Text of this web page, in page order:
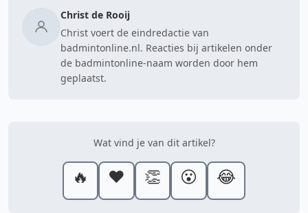
Christ de Rooij
Christ voert de eindredactie van
badmintonline.nl. Reacties bij artikelen onder
de badmintonline-naam worden door hem
geplaatst.
Wat vind je van dit artikel?
🔥 ❤️ 👏 😮 😂